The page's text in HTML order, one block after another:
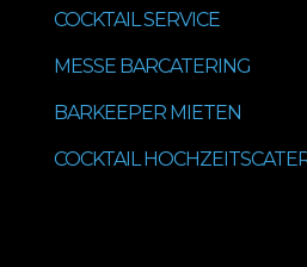
COCKTAIL SERVICE
MESSE BARCATERING
BARKEEPER MIETEN
COCKTAIL